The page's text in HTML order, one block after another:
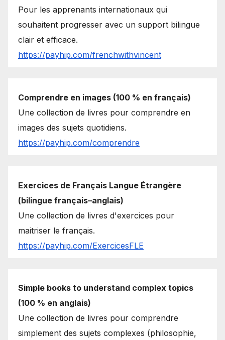
Pour les apprenants internationaux qui
souhaitent progresser avec un support bilingue
clair et efficace.
https://payhip.com/frenchwithvincent
Comprendre en images (100 % en français)
Une collection de livres pour comprendre en
images des sujets quotidiens.
https://payhip.com/comprendre
Exercices de Français Langue Étrangère
(bilingue français–anglais)
Une collection de livres d'exercices pour
maitriser le français.
https://payhip.com/ExercicesFLE
Simple books to understand complex topics
(100 % en anglais)
Une collection de livres pour comprendre
simplement des sujets complexes (philosophie,